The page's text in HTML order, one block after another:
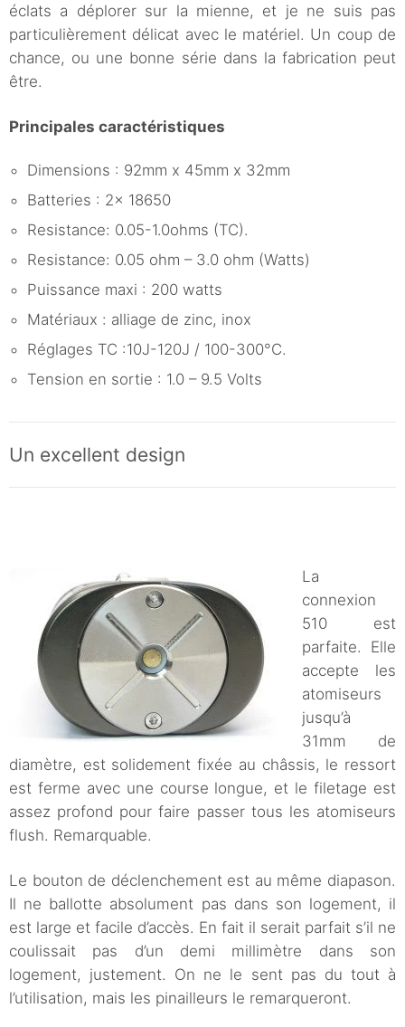
éclats a déplorer sur la mienne, et je ne suis pas
particulièrement délicat avec le matériel. Un coup de
chance, ou une bonne série dans la fabrication peut
être.
Principales caractéristiques
Dimensions : 92mm x 45mm x 32mm
Batteries : 2x 18650
Resistance: 0.05-1.0ohms (TC).
Resistance: 0.05 ohm – 3.0 ohm (Watts)
Puissance maxi : 200 watts
Matériaux : alliage de zinc, inox
Réglages TC :10J-120J / 100-300°C.
Tension en sortie : 1.0 – 9.5 Volts
Un excellent design
La
connexion
510 est
parfaite. Elle
accepte les
atomiseurs
jusqu’à
31mm de
diamètre, est solidement fixée au châssis, le ressort
est ferme avec une course longue, et le filetage est
assez profond pour faire passer tous les atomiseurs
flush. Remarquable.
Le bouton de déclenchement est au même diapason.
Il ne ballotte absolument pas dans son logement, il
est large et facile d’accès. En fait il serait parfait s’il ne
coulissait pas d’un demi millimètre dans son
logement, justement. On ne le sent pas du tout à
l’utilisation, mais les pinailleurs le remarqueront.